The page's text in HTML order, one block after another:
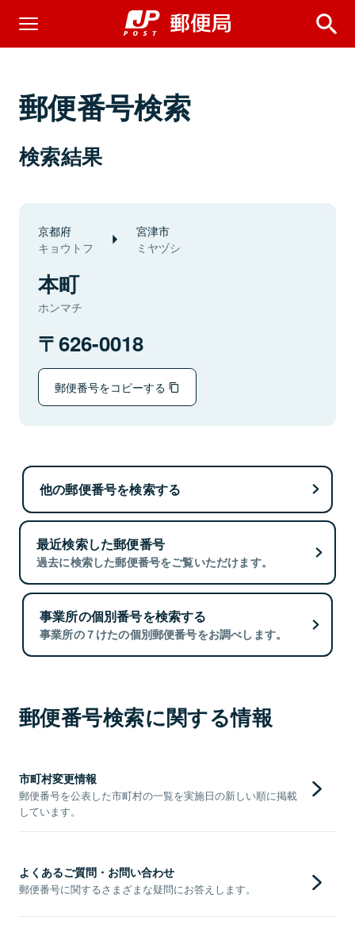
郵便番号検索
検索結果
京都府
キョウトフ
宮津市
ミヤヅシ
本町
ホンマチ
626-0018
郵便番号をコピーする
他の郵便番号を検索する
最近検索した郵便番号
過去に検索した郵便番号をご覧いただけます。
事業所の個別番号を検索する
事業所の７けたの個別郵便番号をお調べします。
郵便番号検索に関する情報
市町村変更情報
郵便番号を公表した市町村の一覧を実施日の新しい順に掲載
しています。
よくあるご質問・お問い合わせ
郵便番号に関するさまざまな疑問にお答えします。